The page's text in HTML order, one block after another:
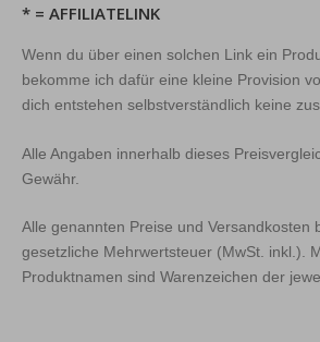
* = AFFILIATELINK
Wenn du über einen solchen Link ein
bekomme ich dafür eine kleine Provision
dich entstehen selbstverständlich keine
Alle Angaben innerhalb dieses
Gewähr.
Alle genannten Preise und Versandkosten
gesetzliche Mehrwertsteuer (MwSt. inkl.).
Produktnamen sind Warenzeichen der